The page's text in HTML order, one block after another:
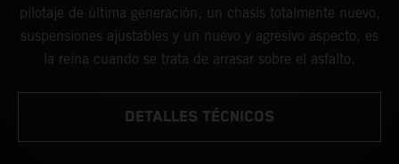
pilotaje de última generación, un chasis totalmente nuevo,
suspensiones ajustables y un nuevo y agresivo aspecto, es
la reina cuando se trata de arrasar sobre el asfalto.
DETALLES TÉCNICOS